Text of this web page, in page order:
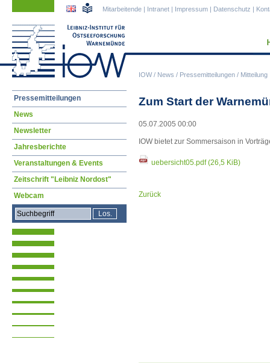
IOW/ News / Pressemitteilungen / Mitteilung
Mitarbeitende | Intranet | Impressum | Datenschutz |
Zum Start der
05.07.2005 00:00
IOW bietet zur Sommersaison in
uebersicht05.pdf(26,5 KiB)
Zurück
Navigation
Pressemitteilungen
News
Newsletter
Jahresberichte
Veranstaltungen & Events
Zeitschrift "Leibniz Nordost"
Webcam